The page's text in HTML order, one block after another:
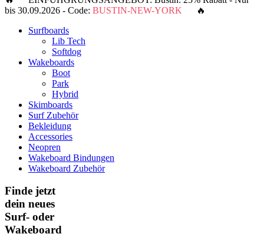
bis 30.09.2026 - Code: BUSTIN-NEW-YORK 🔥
Surfboards
Lib Tech
Softdog
Wakeboards
Boot
Park
Hybrid
Skimboards
Surf Zubehör
Bekleidung
Accessories
Neopren
Wakeboard Bindungen
Wakeboard Zubehör
Finde jetzt
dein neues
Surf- oder
Wakeboard